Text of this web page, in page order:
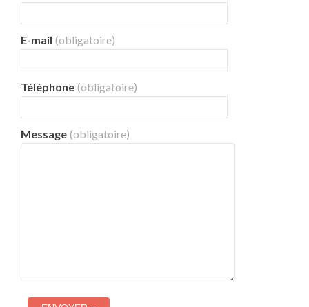
E-mail (obligatoire)
Téléphone (obligatoire)
Message (obligatoire)